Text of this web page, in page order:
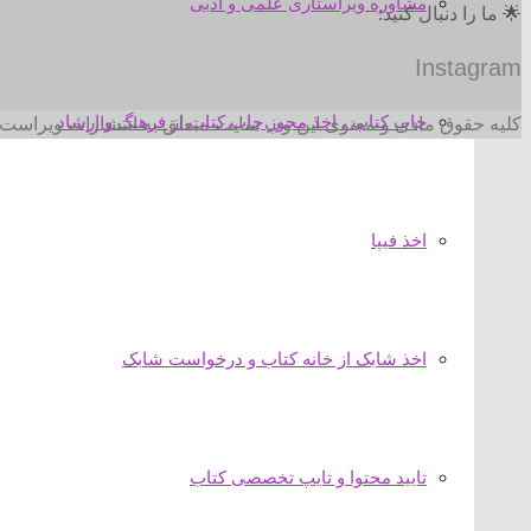
چاپ کتاب ، اخذ مجوز چاپ کتاب از فرهنگ و ارشاد
اخذ فیپا
اخذ شابک از خانه کتاب و درخواست شابک
تایید محتوا و تایپ تخصصی کتاب
🌟 ما را دنبال کنید:
Instagram
کلیه حقوق مادی و معنوی این وب سایت متعلق به انتشارات